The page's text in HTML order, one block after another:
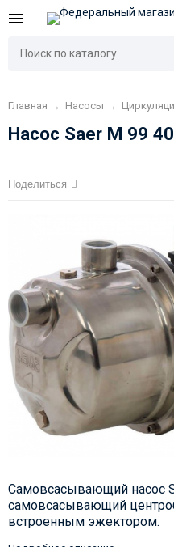
Главная → Насосы →
Насос Saer M 99
Поделиться
Самовсасывающий насос
самовсасывающий
встроенным эжектором.